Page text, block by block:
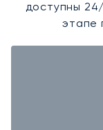
доступны
этапе